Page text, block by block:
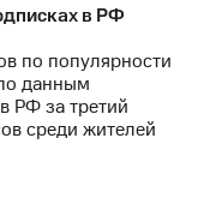
в РФ
по популярности
данным
РФ за третий
среди жителей